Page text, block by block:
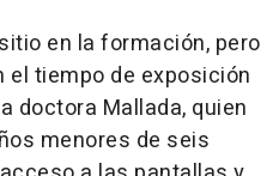
en la formación, pero
el tiempo de exposición
doctora Mallada, quien
menores de seis